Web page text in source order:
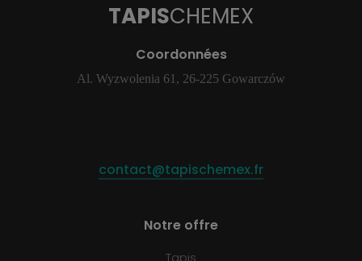
TAPISCHEMEX
Coordonnées
Al. Wyzwolenia 61, 26-225 Gowarczów
contact@tapischemex.fr
Notre offre
Tapis